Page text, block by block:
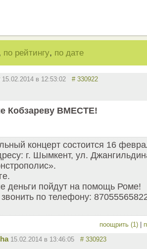
по рейтингу, по дате
15.02.2014 в 12:53:02 # 330922
Кобзареву ВМЕСТЕ!
концерт состоится 16
г. Шымкент, ул.
деньги пойдут на помощь Роме!
по телефону:
поощрить (1) |
15.02.2014 в 13:46:05 # 330923